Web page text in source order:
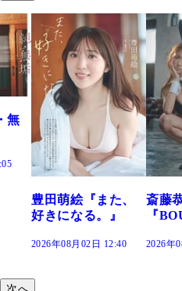
斎藤恭代
『BOUND』
2026年08月02日 12:35
咲田
『
2026年
次へ